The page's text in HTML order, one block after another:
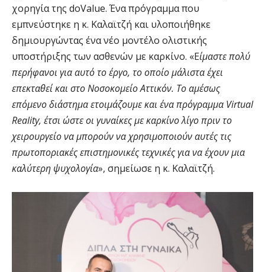
χορηγία της doValue. Ένα πρόγραμμα που
εμπνεύστηκε η κ. Καλαϊτζή και υλοποιήθηκε
δημιουργώντας ένα νέο μοντέλο ολιστικής
υποστήριξης των ασθενών με καρκίνο. «Είμαστε πολύ
περήφανοι για αυτό το έργο, το οποίο μάλιστα έχει
επεκταθεί και στο Νοσοκομείο Αττικόν. Το αμέσως
επόμενο διάστημα ετοιμάζουμε και ένα πρόγραμμα Virtual
Reality, έτσι ώστε οι γυναίκες με καρκίνο λίγο πριν το
χειρουργείο να μπορούν να χρησιμοποιούν αυτές τις
πρωτοποριακές επιστημονικές τεχνικές για να έχουν μια
καλύτερη ψυχολογία», σημείωσε η κ. Καλαϊτζή.